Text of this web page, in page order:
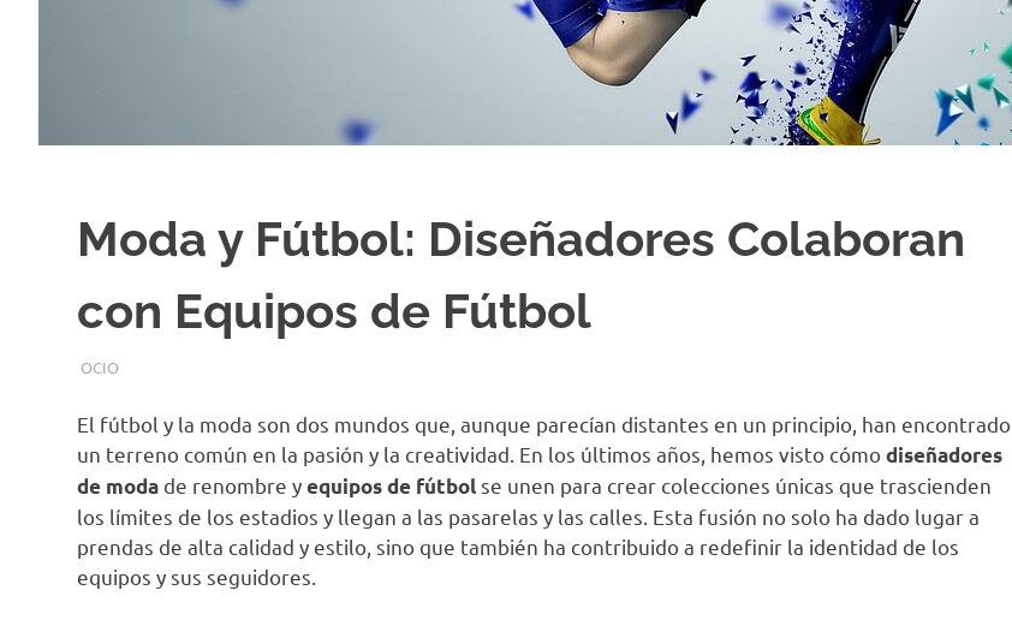
Moda y Fútbol: Diseñadores Colaboran
con Equipos de Fútbol
SEPTIEMBRE 4, 2024
EQUIPO DE REDACCIÓN
OCIO
El fútbol y la moda son dos mundos que, aunque parecían distantes en un principio, han encontrado
un terreno común en la pasión y la creatividad. En los últimos años, hemos visto cómodiseñadores
de moda de renombre yequipos de fútbol se unen para crear colecciones únicas que trascienden
los límites de los estadios y llegan a las pasarelas y las calles. Esta fusión no solo ha dado lugar a
prendas de alta calidad y estilo, sino que también ha contribuido a redefinir la identidad de los
equipos y sus seguidores.